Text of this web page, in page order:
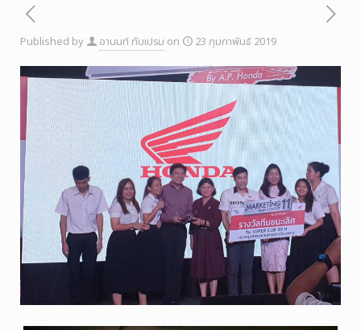
Published by อานนท์ ทับเปรม on 23 กุมภาพันธ์ 2019